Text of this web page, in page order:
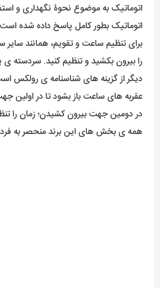
اتوماتیک به موضوع نحوۀ نگهداری و
اتوماتیک بطور کامل پاسخ داده شده
برای تنظیم ساعت و تقویم، همانند سایر
را بیرون بکشید و تنظیم کنید.
دیگر از گزینه های شناسنامه ی رولکس
عقربه های ساعت باز بشود تا در اولین
در دومین جهت بیرون کشیدن؛ زمان را
همه ی بخش های این برند منحصر به